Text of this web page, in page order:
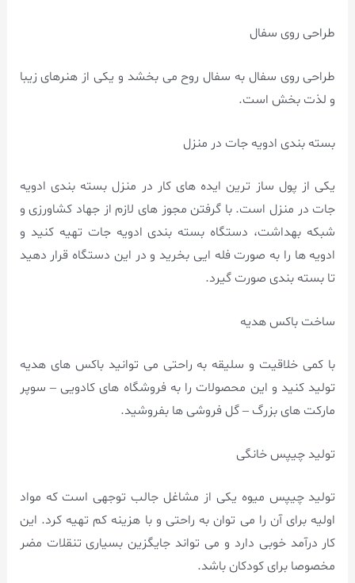
طراحی روی سفال
طراحی روی سفال به سفال روح می بخشد و یکی از هنرهای زیبا
و لذت بخش است.
بسته بندی ادویه جات در منزل
یکی از پول ساز ترین ایده های کار در منزل بسته بندی ادویه
جات در منزل است. با گرفتن مجوز های لازم از جهاد کشاورزی و
شبکه بهداشت، دستگاه بسته بندی ادویه جات تهیه کنید و
ادویه ها را به صورت فله ایی بخرید و در این دستگاه قرار دهید
تا بسته بندی صورت گیرد.
ساخت باکس هدیه
با کمی خلاقیت و سلیقه به راحتی می توانید باکس های هدیه
تولید کنید و این محصولات را به فروشگاه های کادویی – سوپر
مارکت های بزرگ – گل فروشی ها بفروشید.
تولید چیپس خانگی
تولید چیپس میوه یکی از مشاغل جالب توجهی است که مواد
اولیه برای آن را می توان به راحتی و با هزینه کم تهیه کرد. این
کار درآمد خوبی دارد و می تواند جایگزین بسیاری تنقلات مضر
مخصوصا برای کودکان باشد.